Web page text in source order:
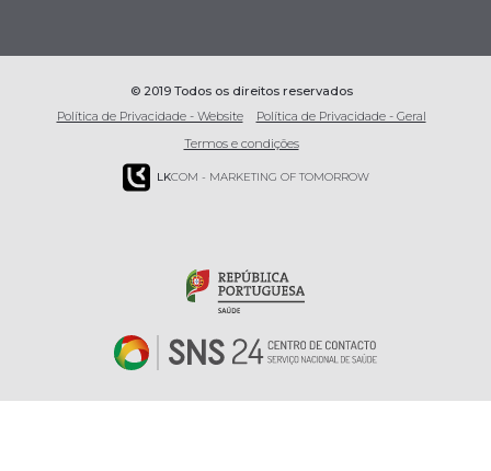
© 2019 Todos os direitos reservados
Política de Privacidade - Website
Política de Privacidade - Geral
Termos e condições
LKCOM - MARKETING OF TOMORROW